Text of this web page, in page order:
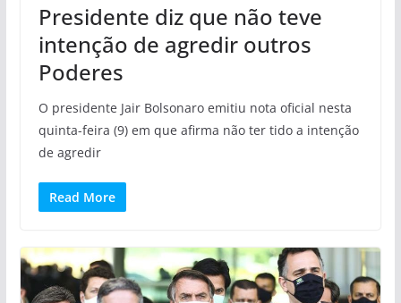
Presidente diz que não teve
intenção de agredir outros
Poderes
O presidente Jair Bolsonaro emitiu nota oficial nesta
quinta-feira (9) em que afirma não ter tido a intenção
de agredir
Read More